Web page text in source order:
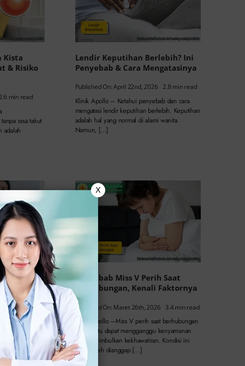
Kista
& Risiko
min read
rasa takut
adalah
Lendir Keputihan Berlebih? Ini
Penyebab & Cara Mengatasinya
Published On: April 22nd, 2026 2.8 min read
Klinik Apollo – Ketahui penyebab dan cara
mengatasi lendir keputihan berlebih. Keputihan
adalah hal yang normal di alami wanita.
Namun, […]
Tanda-
4 min read
kapan Anda
dokter
intim wanita
Penyebab Miss V Perih Saat
Berhubungan, Kenali Faktornya
Published On: Maret 26th, 2026 3.4 min read
Klinik Apollo –Miss V perih saat berhubungan
intim tentu dapat mengganggu kenyamanan
dan menimbulkan kekhawatiran. Kondisi ini
tidak boleh dianggap […]
X